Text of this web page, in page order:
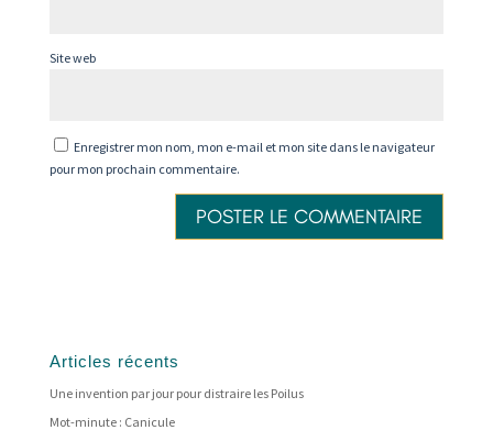
Site web
Enregistrer mon nom, mon e-mail et mon site dans le navigateur
pour mon prochain commentaire.
Articles récents
Une invention par jour pour distraire les Poilus
Mot-minute : Canicule